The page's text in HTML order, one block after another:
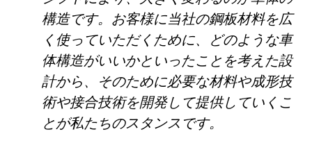
構造です。お客様に当社の鋼板材料を広
く使っていただくために、どのような車
体構造がいいかといったことを考えた設
計から、そのために必要な材料や成形技
術や接合技術を開発して提供していくこ
とが私たちのスタンスです。